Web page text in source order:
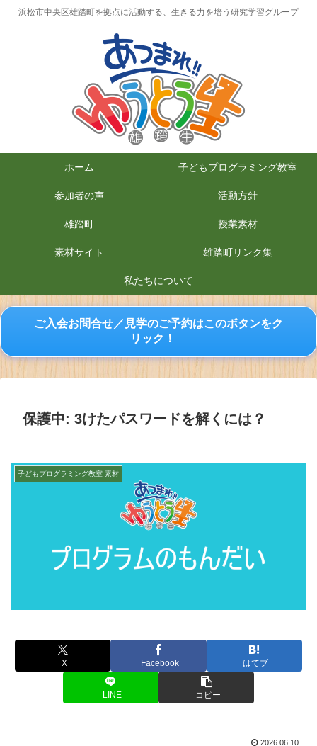
浜松市中央区雄踏町を拠点に活動する、生きる力を培う研究学習グループ
ホーム 子どもプログラミング教室
参加者の声 活動方針
雄踏町 授業素材
素材サイト 雄踏町リンク集
私たちについて
ご入会お問合せ／見学のご予約はこのボタンをク
リック！
保護中: 3けたパスワードを解くには？
子どもプログラミング教室 素材
X Facebook はてブ
LINE コピー
2026.06.10